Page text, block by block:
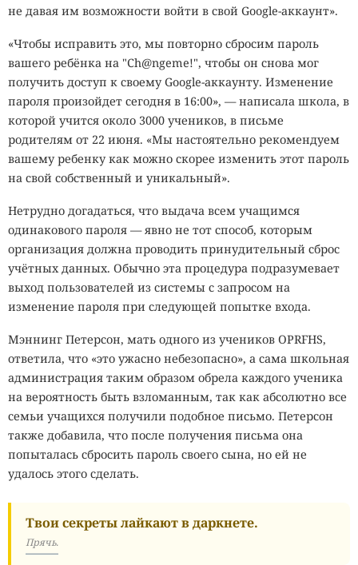
не давая им возможности войти в свой Google-аккаунт».
«Чтобы исправить это, мы повторно сбросим пароль
вашего ребёнка на "Ch@ngeme!", чтобы он снова мог
получить доступ к своему Google-аккаунту. Изменение
пароля произойдет сегодня в 16:00», — написала школа, в
которой учится около 3000 учеников, в письме
родителям от 22 июня. «Мы настоятельно рекомендуем
вашему ребенку как можно скорее изменить этот пароль
на свой собственный и уникальный».
Нетрудно догадаться, что выдача всем учащимся
одинакового пароля — явно не тот способ, которым
организация должна проводить принудительный сброс
учётных данных. Обычно эта процедура подразумевает
выход пользователей из системы с запросом на
изменение пароля при следующей попытке входа.
Мэннинг Петерсон, мать одного из учеников OPRFHS,
ответила, что «это ужасно небезопасно», а сама школьная
администрация таким образом обрела каждого ученика
на вероятность быть взломанным, так как абсолютно все
семьи учащихся получили подобное письмо. Петерсон
также добавила, что после получения письма она
попыталась сбросить пароль своего сына, но ей не
удалось этого сделать.
Твои секреты лайкают в даркнете.
Прячь.